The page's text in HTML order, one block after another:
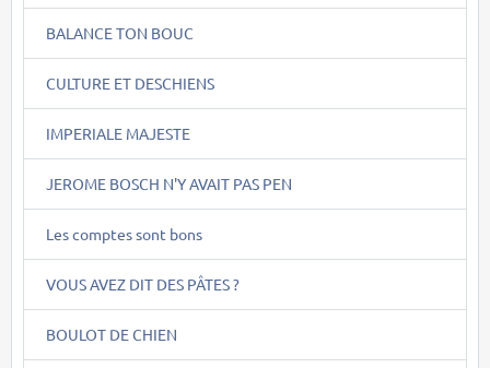
BALANCE TON BOUC
CULTURE ET DESCHIENS
IMPERIALE MAJESTE
JEROME BOSCH N'Y AVAIT PAS PEN
Les comptes sont bons
VOUS AVEZ DIT DES PÂTES ?
BOULOT DE CHIEN